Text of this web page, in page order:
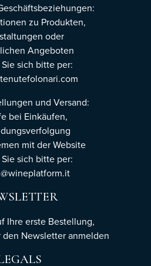
zu Produkten,
oder
Angeboten
sich bitte per:
und Versand:
bei Einkäufen,
mit der Website
sich bitte per:
Ihre erste Bestellung,
Newsletteranmelden